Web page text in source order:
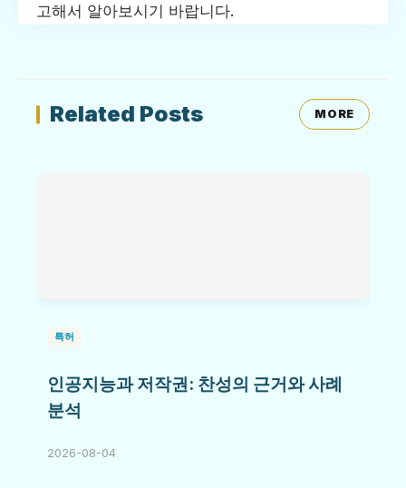
고해서 알아보시기 바랍니다.
Related Posts MORE
특허
인공지능과 저작권: 찬성의 근거와 사례
분석
2026-08-04